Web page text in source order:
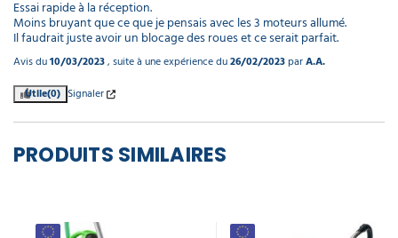
PRODUITS SIMILAIRES
Essai rapide à la réception.
Moins bruyant que ce que je pensais avec les 3 moteurs allumé.
Il faudrait juste avoir un blocage des roues et ce serait parfait.
Avis du10/03/2023, suite à une expérience du26/02/2023parA.A.
Utile(0) Signaler